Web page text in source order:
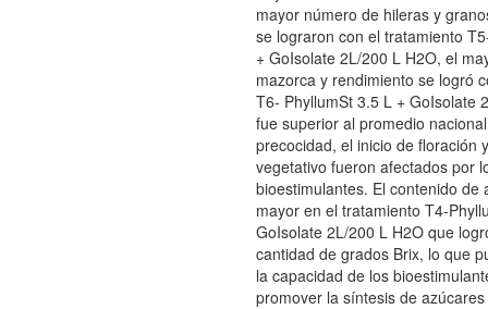
mayor número de hileras y
se lograron con el tratamiento
+ GoIsolate 2L/200 L H2O, el
mazorca y rendimiento se logró
T6- PhyllumSt 3.5 L + GoIsolate
fue superior al promedio
precocidad, el inicio de floración
vegetativo fueron afectados por
bioestimulantes. El contenido de
mayor en el tratamiento T4-
GoIsolate 2L/200 L H2O que
cantidad de grados Brix, lo que
la capacidad de los
promover la síntesis de